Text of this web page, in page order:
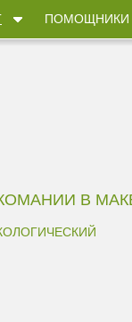
ПОМОЩНИКИ
В